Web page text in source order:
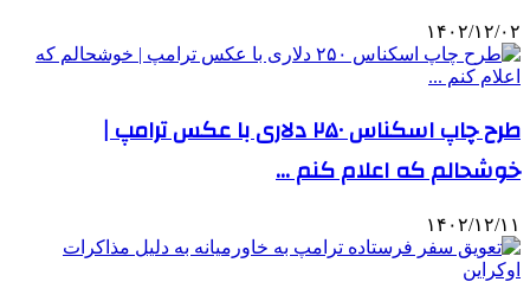
۱۴۰۲/۱۲/۰۲
طرح چاپ اسکناس ۲۵۰ دلاری با عکس ترامپ |‌
خوشحالم که اعلام کنم …
۱۴۰۲/۱۲/۱۱